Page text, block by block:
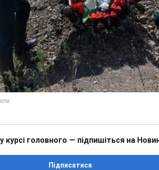
головного — підпишіться на
Підписатися